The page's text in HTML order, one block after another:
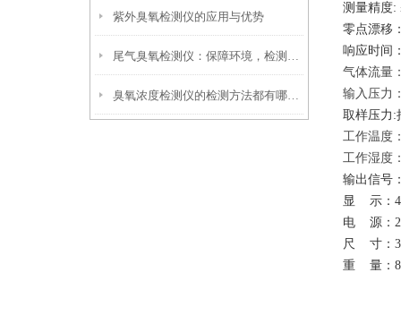
紫外臭氧检测仪的应用与优势
尾气臭氧检测仪：保障环境，检测汽车排放是否达标
臭氧浓度检测仪的检测方法都有哪些呢?
测量精度:
零点漂移
响应时间
气体流量
输入压力
取样压力 :
工作温度
工作湿度
输出信号
显
示：
电
源：
尺
寸：
重
量：